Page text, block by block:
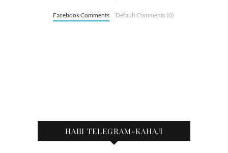
Facebook Comments Default Comments (0)
НАШ TELEGRAM-КАНАЛ